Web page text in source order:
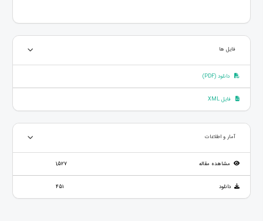
فایل ها
دانلود (PDF)
فایل XML
آمار و اطلاعات
مشاهده مقاله 1,527
دانلود 451